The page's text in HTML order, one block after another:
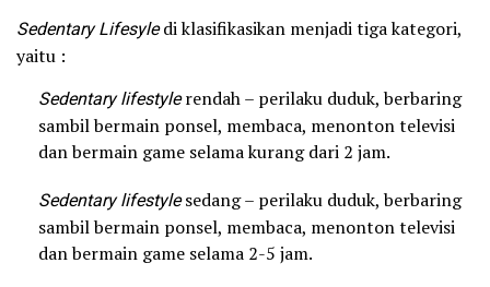
Sedentary Lifesyledi klasifikasikan menjadi tiga kategori,
yaitu :
Sedentary lifestylerendah – perilaku duduk, berbaring
sambil bermain ponsel, membaca, menonton televisi
dan bermain game selama kurang dari 2 jam.
Sedentary lifestylesedang – perilaku duduk, berbaring
sambil bermain ponsel, membaca, menonton televisi
dan bermain game selama 2-5 jam.